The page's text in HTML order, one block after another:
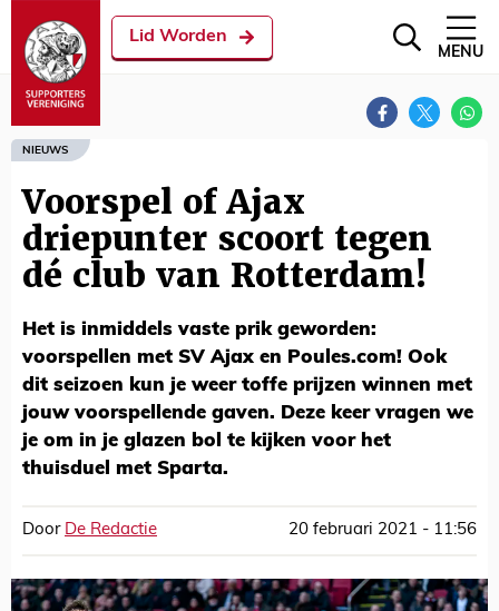
Lid Worden
MENU
NIEUWS
Voorspel of Ajax
driepunter scoort tegen
dé club van Rotterdam!
Het is inmiddels vaste prik geworden:
voorspellen met SV Ajax en Poules.com! Ook
dit seizoen kun je weer toffe prijzen winnen met
jouw voorspellende gaven. Deze keer vragen we
je om in je glazen bol te kijken voor het
thuisduel met Sparta.
Door De Redactie 20 februari 2021 - 11:56